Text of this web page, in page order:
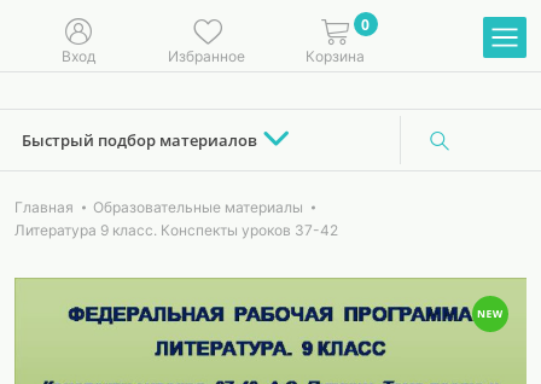
Вход Избранное
0
Корзина
Быстрый подбор материалов
Главная
Образовательные материалы
Литература 9 класс. Конспекты уроков 37-42